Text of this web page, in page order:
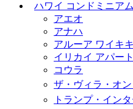
ハワイ コンドミニア
アエオ
アナハ
アルーア ワイキキ
イリカイ アパー
コウラ
ザ・ヴィラ・オ
トランプ・イン